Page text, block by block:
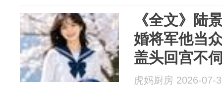
《全文》陆
婚将军他当
盖头回宫不
虎妈厨房 2026-07-